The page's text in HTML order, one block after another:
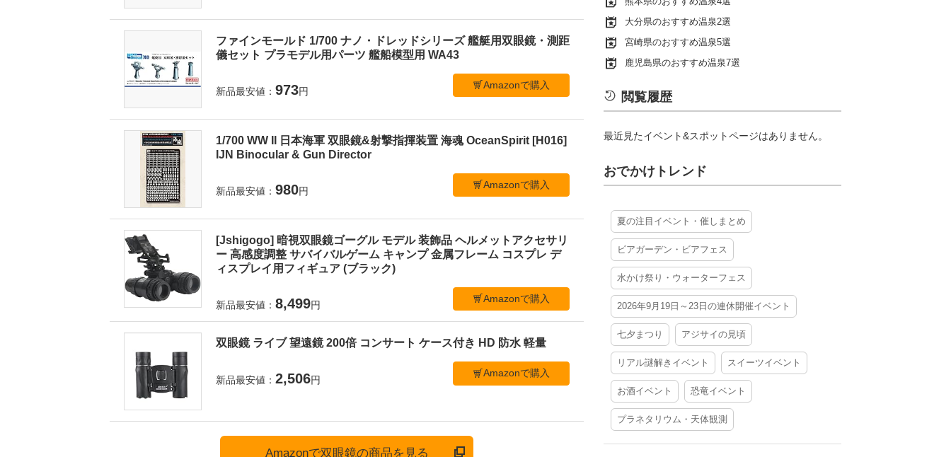
ファインモールド 1/700 ナノ・ドレッドシリーズ 艦艇用双眼鏡・測距
儀セット プラモデル用パーツ 艦船模型用 WA43
新品最安値： 973円
Amazonで購入
1/700 WW II 日本海軍 双眼鏡&射撃指揮装置 海魂 OceanSpirit [H016]
IJN Binocular & Gun Director
新品最安値： 980円
Amazonで購入
[Jshigogo] 暗視双眼鏡ゴーグル モデル 装飾品 ヘルメットアクセサリ
ー 高感度調整 サバイバルゲーム キャンプ 金属フレーム コスプレ デ
ィスプレイ用フィギュア (ブラック)
新品最安値： 8,499円
Amazonで購入
双眼鏡 ライブ 望遠鏡 200倍 コンサート ケース付き HD 防水 軽量
新品最安値： 2,506円
Amazonで購入
Amazonで双眼鏡の商品を見る
大分県のおすすめ温泉2選
宮崎県のおすすめ温泉5選
鹿児島県のおすすめ温泉7選
閲覧履歴
最近見たイベント&スポットページはありません。
おでかけトレンド
夏の注目イベント・催しまとめ
ビアガーデン・ビアフェス
水かけ祭り・ウォーターフェス
2026年9月19日～23日の連休開催イベント
七夕まつり アジサイの見頃
リアル謎解きイベント スイーツイベント
お酒イベント 恐竜イベント
プラネタリウム・天体観測